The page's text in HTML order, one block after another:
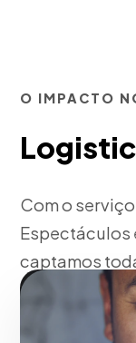
O IMPACTO
Com o
Espectáculos
captamos
através de